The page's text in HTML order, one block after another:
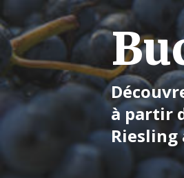
à partir
Riesling